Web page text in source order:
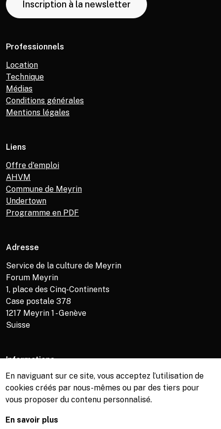
Inscription à la newsletter
Professionnels
Location
Technique
Médias
Conditions générales
Mentions légales
Liens
Offre d'emploi
AHVM
Commune de Meyrin
Undertown
Programme en PDF
Adresse
Service de la culture de Meyrin
Forum Meyrin
1, place des Cinq-Continents
Case postale 378
1217 Meyrin 1 - Genève
Suisse
Informations
Service de la culture +41 (0)22 989 16 69
Billetterie +41 (0)22 989 34 34
Bibliothèque +41 (0)22 989 34 74
En naviguant sur ce site, vous acceptez l’utilisation de
cookies créés par nous-mêmes ou par des tiers pour
vous proposer du contenu personnalisé.
En savoir plus